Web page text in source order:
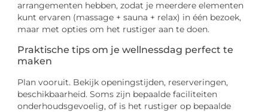
arrangementen hebben, zodat je meerdere elementen
kunt ervaren (massage + sauna + relax) in één bezoek,
maar met opties om het rustiger aan te doen.
Praktische tips om je wellnessdag perfect te
maken
Plan vooruit. Bekijk openingstijden, reserveringen,
beschikbaarheid. Soms zijn bepaalde faciliteiten
onderhoudsgevoelig, of is het rustiger op bepaalde